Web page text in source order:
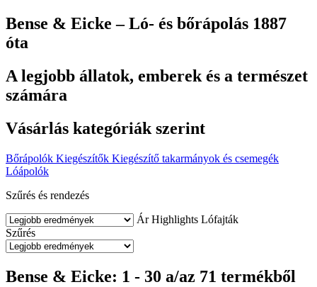
Bense & Eicke – Ló- és bőrápolás 1887
óta
A legjobb állatok, emberek és a természet
számára
Vásárlás kategóriák szerint
Bőrápolók Kiegészítők Kiegészítő takarmányok és csemegék
Lóápolók
Szűrés és rendezés
Ár Highlights Lófajták
Szűrés
Bense & Eicke: 1 - 30 a/az 71 termékből